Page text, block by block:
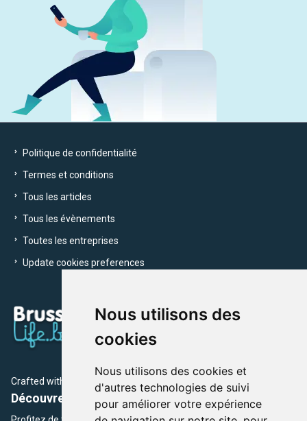
Nous utilisons des
cookies
Nous utilisons des cookies et
d'autres technologies de suivi
pour améliorer votre expérience
Politique de confidentialité
Termes et conditions
Tous les articles
Tous les évènements
Toutes les entreprises
Update cookies preferences
Crafted with by Brusselslife Team
Découvrez plus de 12 000 adresses et événements